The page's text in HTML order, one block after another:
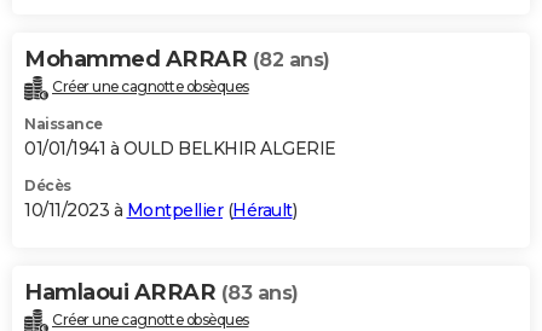
Mohammed ARRAR (82 ans)
Créer une cagnotte obsèques
Naissance
01/01/1941 à OULD BELKHIR ALGERIE
Décès
10/11/2023 à Montpellier(Hérault)
Hamlaoui ARRAR (83 ans)
Créer une cagnotte obsèques